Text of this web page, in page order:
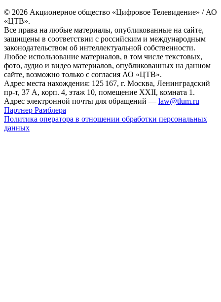
© 2026 Акционерное общество «Цифровое Телевидение» / АО
«ЦТВ».
Все права на любые материалы, опубликованные на сайте,
защищены в соответствии с российским и международным
законодательством об интеллектуальной собственности.
Любое использование материалов, в том числе текстовых,
фото, аудио и видео материалов, опубликованных на данном
сайте, возможно только с согласия АО «ЦТВ».
Адрес места нахождения: 125 167, г. Москва, Ленинградский
пр-т, 37 А, корп. 4, этаж 10, помещение XXII, комната 1.
Адрес электронной почты для обращений — law@tlum.ru
Партнер Рамблера
Политика оператора в отношении обработки персональных
данных